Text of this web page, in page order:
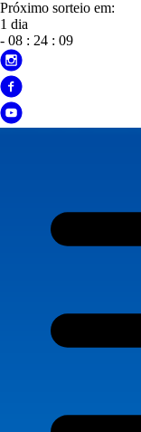
Próximo sorteio em:
1 dia
- 08 : 24 : 07